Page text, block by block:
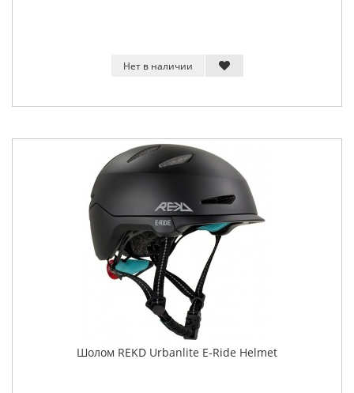
Нет в наличии
Шолом REKD Urbanlite E-Ride Helmet